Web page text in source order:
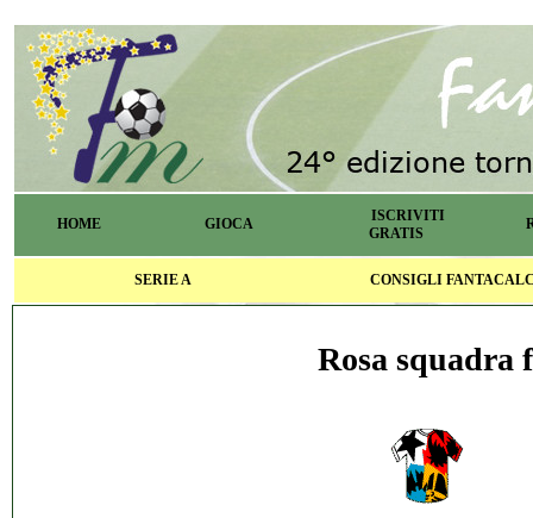
HOME GIOCA
ISCRIVITI
GRATIS
SERIE A CONSIGLI
Rosa squadra